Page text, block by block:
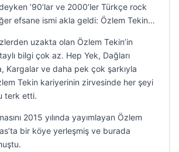
’90’lar ve 2000’ler Türkçe rock
efsane ismi akla geldi: Özlem Tekin…
uzakta olan Özlem Tekin’in
bilgi çok az. Hep Yek, Dağları
Kargalar ve daha pek çok şarkıyla
Tekin kariyerinin zirvesinde her şeyi
terk etti.
2015 yılında yayımlayan Özlem
bir köye yerleşmiş ve burada